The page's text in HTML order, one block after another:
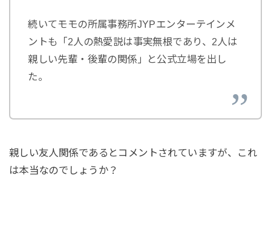
続いてモモの所属事務所JYPエンターテインメ
ントも「2人の熱愛説は事実無根であり、2人は
親しい先輩・後輩の関係」と公式立場を出し
た。
親しい友人関係であるとコメントされていますが、これ
は本当なのでしょうか？